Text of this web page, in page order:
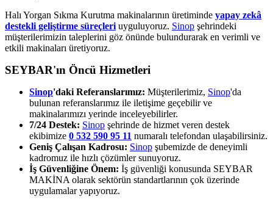
Halı Yorgan Sıkma Kurutma makinalarının üretiminde yapay zekâ
destekli geliştirme süreçleri uyguluyoruz. Sinop şehrindeki
müşterilerimizin taleplerini göz önünde bulundurarak en verimli ve
etkili makinaları üretiyoruz.
SEYBAR'ın Öncü Hizmetleri
Sinop'daki Referanslarımız: Müşterilerimiz, Sinop'da
bulunan referanslarımız ile iletişime geçebilir ve
makinalarımızı yerinde inceleyebilirler.
7/24 Destek: Sinop şehrinde de hizmet veren destek
ekibimize 0 532 590 95 11 numaralı telefondan ulaşabilirsiniz.
Geniş Çalışan Kadrosu: Sinop şubemizde de deneyimli
kadromuz ile hızlı çözümler sunuyoruz.
İş Güvenliğine Önem: İş güvenliği konusunda SEYBAR
MAKİNA olarak sektörün standartlarının çok üzerinde
uygulamalar yapıyoruz.